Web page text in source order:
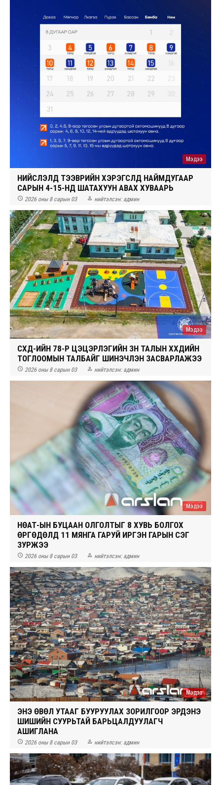
Мэдээ
НИЙСЛЭЛД ТЭЭВРИЙН ХЭРЭГСЛҮҮД НАЙМДУГААР
САРЫН 4-15-НД ШАТАХУУН АВАХ ХУВААРЬ
 2026 оны 8 сарын 03  нийтэлсэн: админ
Мэдээ
СХД-ИЙН 78-Р ЦЭЦЭРЛЭГИЙН ЗҮҮН ТАЛЫН ХҮҮХДИЙН
ТОГЛООМЫН ТАЛБАЙГ ШИНЭЧЛЭН ЗАСВАРЛАЖЭЭ
 2026 оны 8 сарын 03  нийтэлсэн: админ
Мэдээ
НӨАТ-ЫН БУЦААН ОЛГОЛТЫГ 8 ХУВЬ БОЛГОХ
ӨРГӨДӨЛД 11 МЯНГА ГАРУЙ ИРГЭН ГАРЫН ҮСЭГ
ЗУРЖЭЭ
 2026 оны 8 сарын 03  нийтэлсэн: админ
Мэдээ
ЭНЭ ӨВӨЛ УТААГ БУУРУУЛАХ ЗОРИЛГООР ЭРДЭНЭ
ШИШИЙН СУУРЬТАЙ БАРЬЦАЛДУУЛАГЧ
АШИГЛАНА
 2026 оны 8 сарын 03  нийтэлсэн: админ